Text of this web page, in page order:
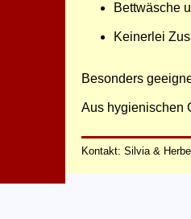
Bettwäsche
Keinerlei
Besonders
Aus hygienischen
Kontakt: Silvia &